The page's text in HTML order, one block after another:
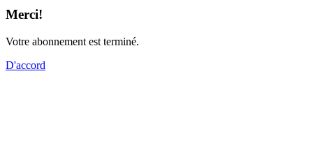
Merci!
Votre abonnement est terminé.
D'accord